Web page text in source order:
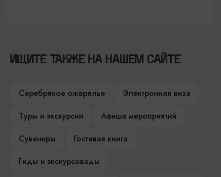
ИЩИТЕ ТАКЖЕ НА НАШЕМ САЙТЕ
Серебряное ожерелье
Электронная виза
Туры и экскурсии
Афиша мероприятий
Сувениры
Гостевая книга
Гиды и экскурсоводы